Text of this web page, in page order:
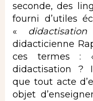
seconde, des
fourni d’utiles
« didactisation
didacticienne
ces termes :
didactisation ?
que tout acte
objet